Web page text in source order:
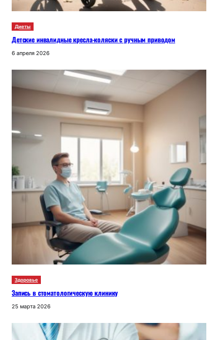
Диеты
Детские инвалидные кресла-коляски с ручным приводом
6 апреля 2026
Здоровье
Запись в стоматологическую клинику
25 марта 2026